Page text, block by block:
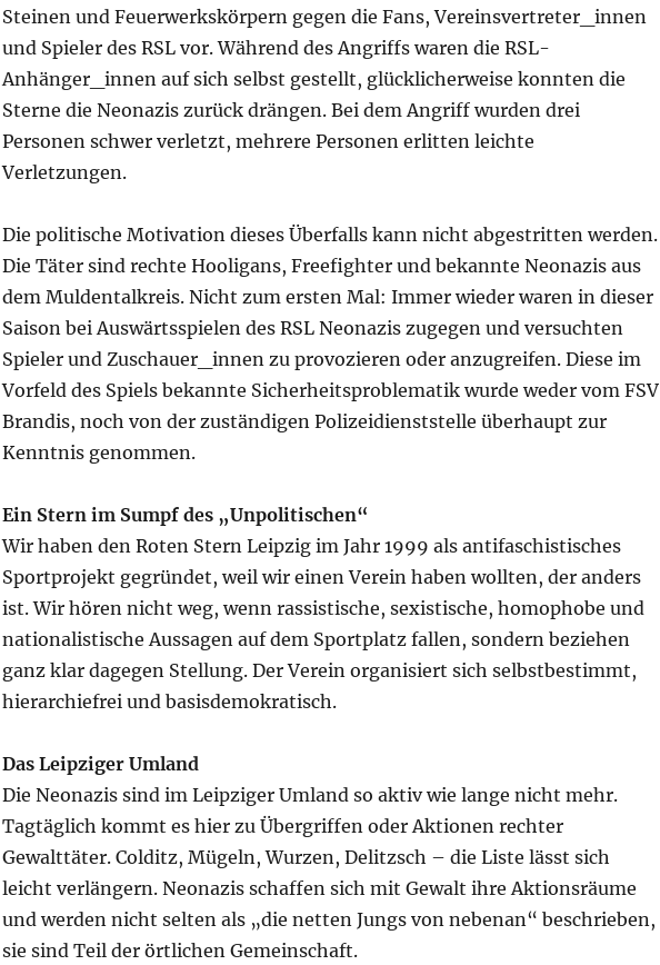
Steinen und Feuerwerkskörpern gegen die Fans, Vereinsvertreter_innen
und Spieler des RSL vor. Während des Angriffs waren die RSL-
Anhänger_innen auf sich selbst gestellt, glücklicherweise konnten die
Sterne die Neonazis zurück drängen. Bei dem Angriff wurden drei
Personen schwer verletzt, mehrere Personen erlitten leichte
Verletzungen.
Die politische Motivation dieses Überfalls kann nicht abgestritten werden.
Die Täter sind rechte Hooligans, Freefighter und bekannte Neonazis aus
dem Muldentalkreis. Nicht zum ersten Mal: Immer wieder waren in dieser
Saison bei Auswärtsspielen des RSL Neonazis zugegen und versuchten
Spieler und Zuschauer_innen zu provozieren oder anzugreifen. Diese im
Vorfeld des Spiels bekannte Sicherheitsproblematik wurde weder vom FSV
Brandis, noch von der zuständigen Polizeidienststelle überhaupt zur
Kenntnis genommen.
Ein Stern im Sumpf des „Unpolitischen“
Wir haben den Roten Stern Leipzig im Jahr 1999 als antifaschistisches
Sportprojekt gegründet, weil wir einen Verein haben wollten, der anders
ist. Wir hören nicht weg, wenn rassistische, sexistische, homophobe und
nationalistische Aussagen auf dem Sportplatz fallen, sondern beziehen
ganz klar dagegen Stellung. Der Verein organisiert sich selbstbestimmt,
hierarchiefrei und basisdemokratisch.
Das Leipziger Umland
Die Neonazis sind im Leipziger Umland so aktiv wie lange nicht mehr.
Tagtäglich kommt es hier zu Übergriffen oder Aktionen rechter
Gewalttäter. Colditz, Mügeln, Wurzen, Delitzsch – die Liste lässt sich
leicht verlängern. Neonazis schaffen sich mit Gewalt ihre Aktionsräume
und werden nicht selten als „die netten Jungs von nebenan“ beschrieben,
sie sind Teil der örtlichen Gemeinschaft.